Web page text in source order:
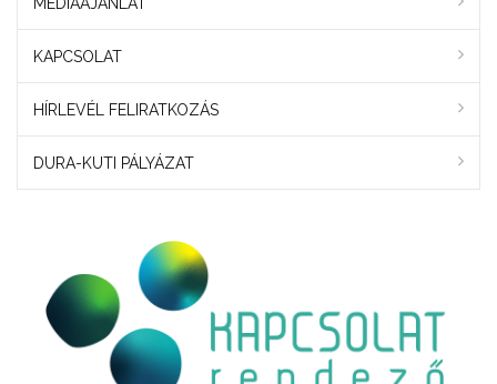
MÉDIAAJÁNLAT
KAPCSOLAT
HÍRLEVÉL FELIRATKOZÁS
DURA-KUTI PÁLYÁZAT